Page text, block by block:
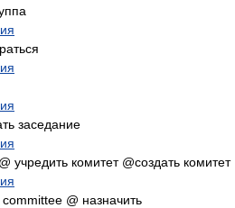
заседание
учредить комитет @создать комитет
@ назначить